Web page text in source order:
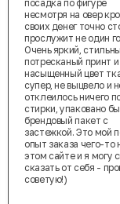
посадка по фигуре
несмотря на овер
своих денег точно
прослужит не один
Очень яркий,
потресканый принт и
насыщенный цвет
супер, не выцвело и
отклеилось ничего
стирки, упаковано
брендовый пакет с
застежкой. Это мой
опыт заказа чего-то
этом сайте и я могу
сказать от себя -
советую!)